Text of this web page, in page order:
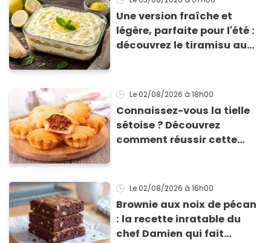
Une version fraîche et
légère, parfaite pour l'été :
découvrez le tiramisu au
Le 02/08/2026 à 18h00
Connaissez-vous la tielle
sétoise ? Découvrez
comment réussir cette
Le 02/08/2026 à 16h00
Brownie aux noix de pécan
: la recette inratable du
chef Damien qui fait